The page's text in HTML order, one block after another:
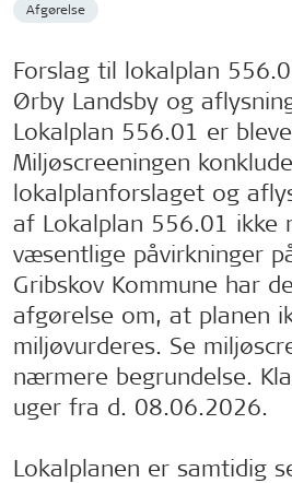
Afgørelse
Forslag til lokalplan
Ørby Landsby og
Lokalplan 556.01 er
Miljøscreeningen
lokalplanforslaget og
af Lokalplan 556.01 ikke
væsentlige påvirkninger
Gribskov Kommune har
afgørelse om, at planen
miljøvurderes. Se
nærmere begrundelse.
uger fra d. 08.06.2026.
Lokalplanen er samtidig